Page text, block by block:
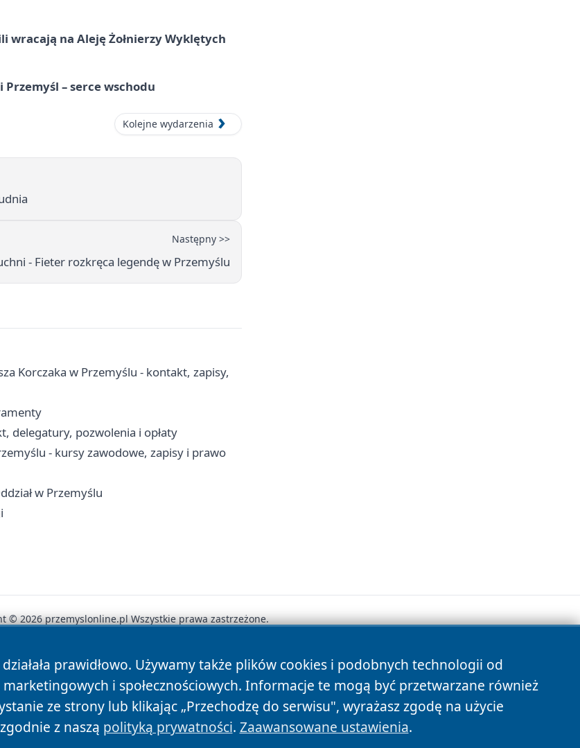
wracają na Aleję Żołnierzy Wyklętych
– serce wschodu
Kolejne wydarzenia
Następny >>
- Fieter rozkręca legendę w Przemyślu
Korczaka w Przemyślu - kontakt, zapisy,
delegatury, pozwolenia i opłaty
- kursy zawodowe, zapisy i prawo
w Przemyślu
prawidłowo. Używamy także plików cookies i podobnych technologii od
i społecznościowych. Informacje te mogą być przetwarzane również
ze strony lub klikając „Przechodzę do serwisu", wyrażasz zgodę na użycie
z naszą polityką prywatności. Zaawansowane ustawienia.
© 2026 przemyslonline.pl Wszystkie prawa zastrzeżone.
Polityka Prywatności Polityka Cookies